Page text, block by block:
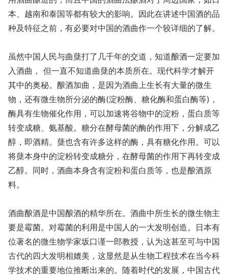
本、越南和泰国等都有较大的影响。因此在讲述中国酒的品
种及特征之前，有必要对中国的酒曲作一个较详细的了解。
虽然中国人民与曲蘖打了几千年的交道，知道酿酒一定要加
入酒曲， 但一直不知道曲蘖的本质所在。现代科学才解开
其中的奥秘。酿酒加曲，是因为酒曲上生长有大量的微生
物，还有微生物所分泌的酶(淀粉酶、糖化酶和蛋白酶等)，
酶具有生物催化作用，可以加速将谷物中的淀粉，蛋白质等
转变成糖、氨基酸。糖分在酵母菌的酶的作用下，分解成乙
醇，即酒精。蘖也含有许多这样的酶，具有糖化作用。可以
将蘖本身中的淀粉转变成糖分，在酵母菌的作用下再转变成
乙醇。同时，酒曲本身含有淀粉和蛋白质等，也是酿酒原
料。
酒曲酿酒是中国酿酒的精华所在。酒曲中所生长的微生物主
要是霉菌。对霉菌的利用是中国人的一大发明创造。日本有
位著名的微生物学家坂口谨一郎教授，认为这甚至可与中国
古代的四大发明相媲美，这显然是从生物工程技术在当今科
学技术的重要地位推断出来的。随着时代的发展，中国古代